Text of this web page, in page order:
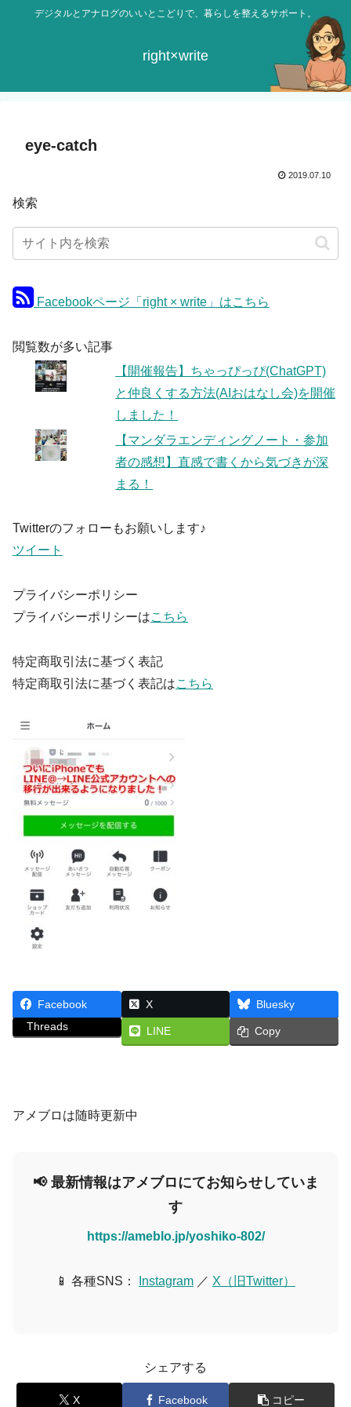
デジタルとアナログのいいとこどりで、暮らしを整えるサポート。
right×write
eye-catch
2019.07.10
検索
Facebookページ「right × write」はこちら
閲覧数が多い記事
【開催報告】ちゃっぴっぴ(ChatGPT)
と仲良くする方法(AIおはなし会)を開催
しました！
【マンダラエンディングノート・参加
者の感想】直感で書くから気づきが深
まる！
Twitterのフォローもお願いします♪
ツイート
プライバシーポリシー
プライバシーポリシーはこちら
特定商取引法に基づく表記
特定商取引法に基づく表記はこちら
Facebook X
Bluesky
Threads
LINE Copy
アメブロは随時更新中
📢 最新情報はアメブロにてお知らせしていま
す
https://ameblo.jp/yoshiko-802/
📱 各種SNS： Instagram ／ X（旧Twitter）
シェアする
X Facebook コピー